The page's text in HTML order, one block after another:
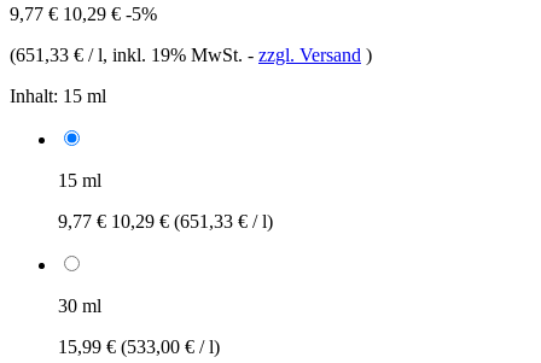
9,77 € 10,29 € -5%
(651,33 € / l, inkl. 19% MwSt. - zzgl. Versand )
Inhalt: 15 ml
15 ml
9,77 € 10,29 € (651,33 € / l)
30 ml
15,99 € (533,00 € / l)